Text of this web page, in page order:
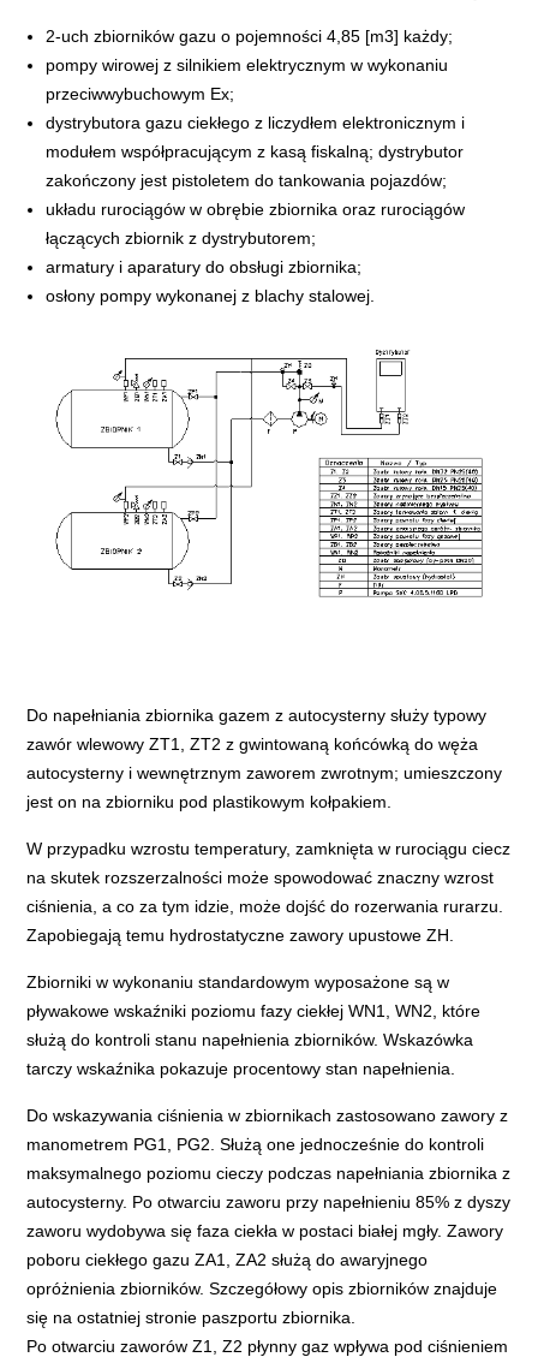
2-uch zbiorników gazu o pojemności 4,85 [m3] każdy;
pompy wirowej z silnikiem elektrycznym w wykonaniu
przeciwwybuchowym Ex;
dystrybutora gazu ciekłego z liczydłem elektronicznym i
modułem współpracującym z kasą fiskalną; dystrybutor
zakończony jest pistoletem do tankowania pojazdów;
układu rurociągów w obrębie zbiornika oraz rurociągów
łączących zbiornik z dystrybutorem;
armatury i aparatury do obsługi zbiornika;
osłony pompy wykonanej z blachy stalowej.
Do napełniania zbiornika gazem z autocysterny służy typowy
zawór wlewowy ZT1, ZT2 z gwintowaną końcówką do węża
autocysterny i wewnętrznym zaworem zwrotnym; umieszczony
jest on na zbiorniku pod plastikowym kołpakiem.
W przypadku wzrostu temperatury, zamknięta w rurociągu ciecz
na skutek rozszerzalności może spowodować znaczny wzrost
ciśnienia, a co za tym idzie, może dojść do rozerwania rurarzu.
Zapobiegają temu hydrostatyczne zawory upustowe ZH.
Zbiorniki w wykonaniu standardowym wyposażone są w
pływakowe wskaźniki poziomu fazy ciekłej WN1, WN2, które
służą do kontroli stanu napełnienia zbiorników. Wskazówka
tarczy wskaźnika pokazuje procentowy stan napełnienia.
Do wskazywania ciśnienia w zbiornikach zastosowano zawory z
manometrem PG1, PG2. Służą one jednocześnie do kontroli
maksymalnego poziomu cieczy podczas napełniania zbiornika z
autocysterny. Po otwarciu zaworu przy napełnieniu 85% z dyszy
zaworu wydobywa się faza ciekła w postaci białej mgły. Zawory
poboru ciekłego gazu ZA1, ZA2 służą do awaryjnego
opróżnienia zbiorników. Szczegółowy opis zbiorników znajduje
się na ostatniej stronie paszportu zbiornika.
Po otwarciu zaworów Z1, Z2 płynny gaz wpływa pod ciśnieniem